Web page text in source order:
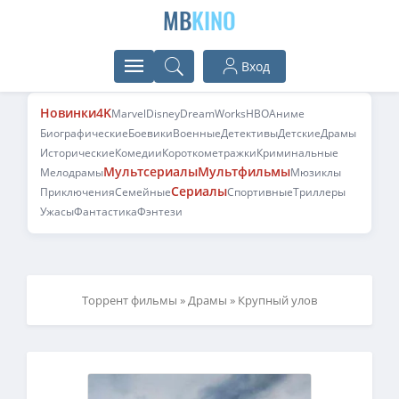
MBKINO
Вход
Новинки4KMarvelDisneyDreamWorksHBOАниме
БиографическиеБоевикиВоенныеДетективыДетскиеДрамы
ИсторическиеКомедииКороткометражкиКриминальные
МелодрамыМультсериалыМультфильмыМюзиклы
ПриключенияСемейныеСериалыСпортивныеТриллеры
УжасыФантастикаФэнтези
Торрент фильмы »Драмы » Крупный улов